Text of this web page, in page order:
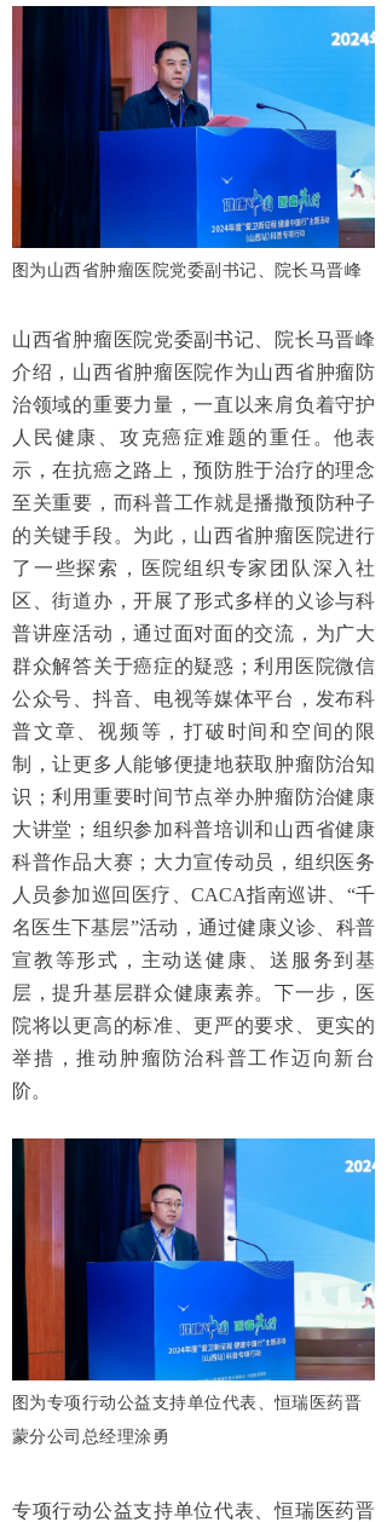
图为山西省肿瘤医院党委副书记、院长马晋峰
山西省肿瘤医院党委副书记、院长马晋峰
介绍，山西省肿瘤医院作为山西省肿瘤防
治领域的重要力量，一直以来肩负着守护
人民健康、攻克癌症难题的重任。他表
示，在抗癌之路上，预防胜于治疗的理念
至关重要，而科普工作就是播撒预防种子
的关键手段。为此，山西省肿瘤医院进行
了一些探索，医院组织专家团队深入社
区、街道办，开展了形式多样的义诊与科
普讲座活动，通过面对面的交流，为广大
群众解答关于癌症的疑惑；利用医院微信
公众号、抖音、电视等媒体平台，发布科
普文章、视频等，打破时间和空间的限
制，让更多人能够便捷地获取肿瘤防治知
识；利用重要时间节点举办肿瘤防治健康
大讲堂；组织参加科普培训和山西省健康
科普作品大赛；大力宣传动员，组织医务
人员参加巡回医疗、CACA指南巡讲、“千
名医生下基层”活动，通过健康义诊、科普
宣教等形式，主动送健康、送服务到基
层，提升基层群众健康素养。下一步，医
院将以更高的标准、更严的要求、更实的
举措，推动肿瘤防治科普工作迈向新台
阶。
图为专项行动公益支持单位代表、恒瑞医药晋
蒙分公司总经理涂勇
专项行动公益支持单位代表、恒瑞医药晋